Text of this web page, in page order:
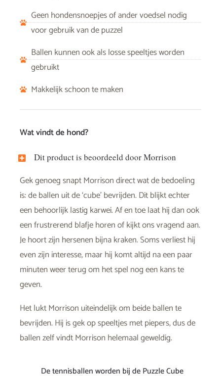
Geen hondensnoepjes of ander voedsel nodig
voor gebruik van de puzzel
Ballen kunnen ook als losse speeltjes worden
gebruikt
Makkelijk schoon te maken
Wat vindt de hond?
Dit product is beoordeeld door Morrison
Gek genoeg snapt Morrison direct wat de bedoeling
is: de ballen uit de ‘cube’ bevrijden. Dit blijkt echter
een behoorlijk lastig karwei. Af en toe laat hij dan ook
een frustrerend blafje horen of kijkt ons vragend aan.
Je hoort zijn hersenen bijna kraken. Soms verliest hij
even zijn interesse, maar hij komt altijd na een paar
minuten weer terug om het spel nog een kans te
geven.
Het lukt Morrison uiteindelijk om beide ballen te
bevrijden. Hij is gek op speeltjes met piepers, dus de
ballen zelf vindt Morrison helemaal geweldig.
De tennisballen worden bij de Puzzle Cube